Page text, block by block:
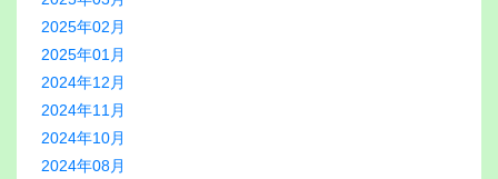
2025年02月
2025年01月
2024年12月
2024年11月
2024年10月
2024年08月